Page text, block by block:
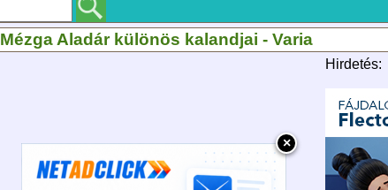
×
Mézga Aladár különös kalandjai - Varia
Hirdetés: